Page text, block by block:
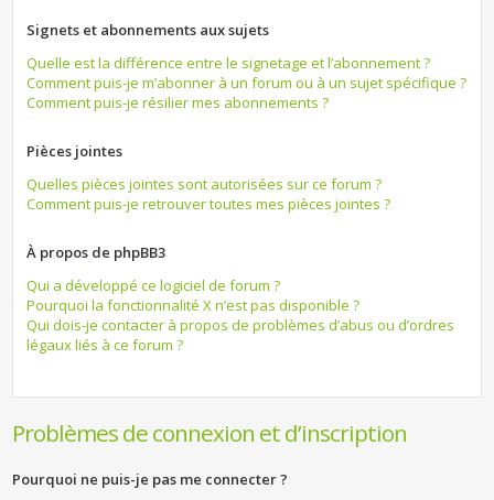
Signets et abonnements aux sujets
Quelle est la différence entre le signetage et l’abonnement ?
Comment puis-je m’abonner à un forum ou à un sujet spécifique ?
Comment puis-je résilier mes abonnements ?
Pièces jointes
Quelles pièces jointes sont autorisées sur ce forum ?
Comment puis-je retrouver toutes mes pièces jointes ?
À propos de phpBB3
Qui a développé ce logiciel de forum ?
Pourquoi la fonctionnalité X n’est pas disponible ?
Qui dois-je contacter à propos de problèmes d’abus ou d’ordres
légaux liés à ce forum ?
Problèmes de connexion et d’inscription
Pourquoi ne puis-je pas me connecter ?